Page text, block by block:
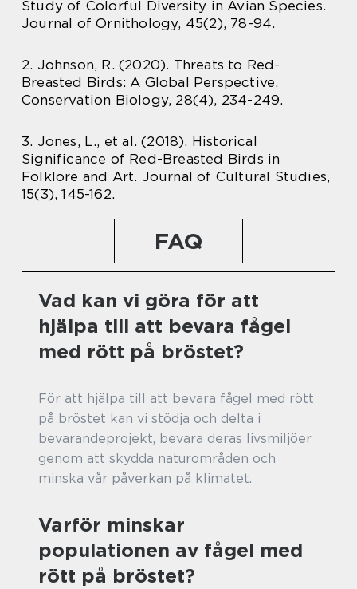
Study of Colorful Diversity in Avian Species.
Journal of Ornithology, 45(2), 78-94.
2. Johnson, R. (2020). Threats to Red-
Breasted Birds: A Global Perspective.
Conservation Biology, 28(4), 234-249.
3. Jones, L., et al. (2018). Historical
Significance of Red-Breasted Birds in
Folklore and Art. Journal of Cultural Studies,
15(3), 145-162.
FAQ
Vad kan vi göra för att
hjälpa till att bevara fågel
med rött på bröstet?
För att hjälpa till att bevara fågel med rött
på bröstet kan vi stödja och delta i
bevarandeprojekt, bevara deras livsmiljöer
genom att skydda naturområden och
minska vår påverkan på klimatet.
Varför minskar
populationen av fågel med
rött på bröstet?